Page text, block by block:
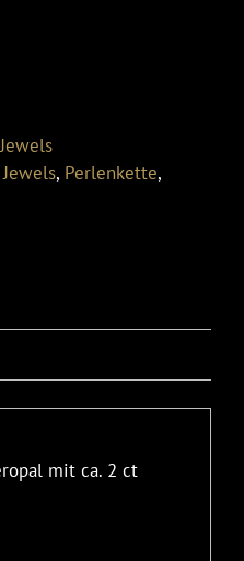
Jewels
Jewels, Perlenkette,
mit ca. 2 ct